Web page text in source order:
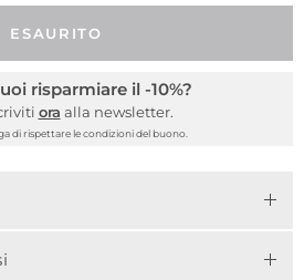
ESAURITO
risparmiare il -10%?
ora alla newsletter.
di rispettare le condizioni del buono.